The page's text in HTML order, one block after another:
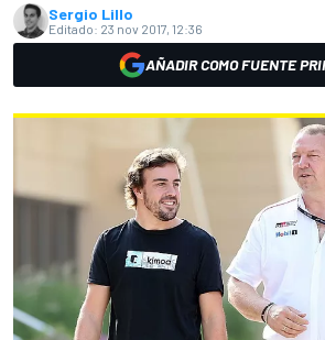
Sergio Lillo
Editado: 23 nov 2017, 12:36
AÑADIR COMO FUENTE